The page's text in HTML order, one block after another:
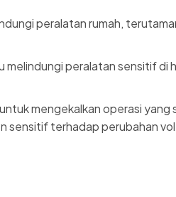
peralatan rumah,
melindungi peralatan sensitif di
mengekalkan operasi yang
sensitif terhadap perubahan